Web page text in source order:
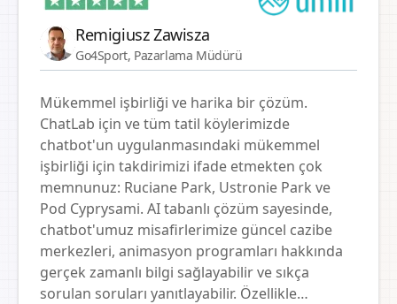
Remigiusz Zawisza
Go4Sport, Pazarlama Müdürü
Mükemmel işbirliği ve harika bir çözüm.
ChatLab için ve tüm tatil köylerimizde
chatbot'un uygulanmasındaki mükemmel
işbirliği için takdirimizi ifade etmekten çok
memnunuz: Ruciane Park, Ustronie Park ve
Pod Cyprysami. AI tabanlı çözüm sayesinde,
chatbot'umuz misafirlerimize güncel cazibe
merkezleri, animasyon programları hakkında
gerçek zamanlı bilgi sağlayabilir ve sıkça
sorulan soruları yanıtlayabilir. Özellikle